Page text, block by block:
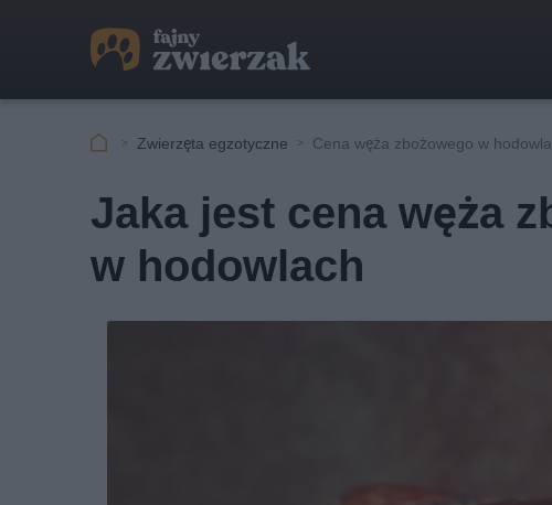
Zwierzęta egzotyczne Cena węża zbożowego w
Jaka jest cena węża
w hodowlach